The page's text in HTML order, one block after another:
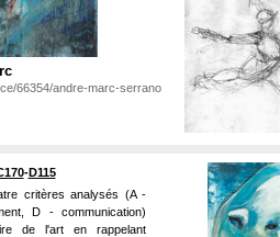
66354/andre-marc-serrano
-D115
critères analysés (A -
D - communication)
de l'art en rappelant